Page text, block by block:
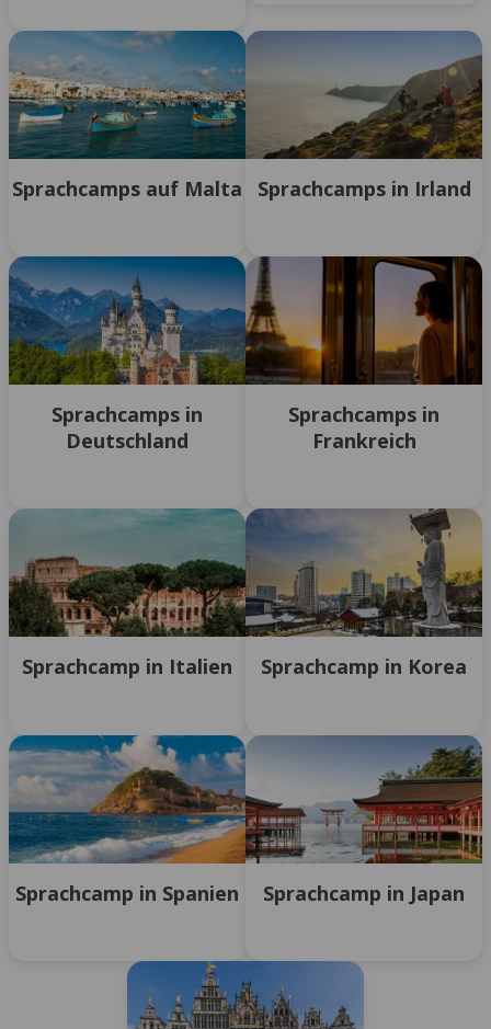
Sprachcamps auf Malta Sprachcamps in Irland
Sprachcamps in
Deutschland
Sprachcamps in
Frankreich
Sprachcamp in Italien Sprachcamp in Korea
Sprachcamp in Spanien Sprachcamp in Japan